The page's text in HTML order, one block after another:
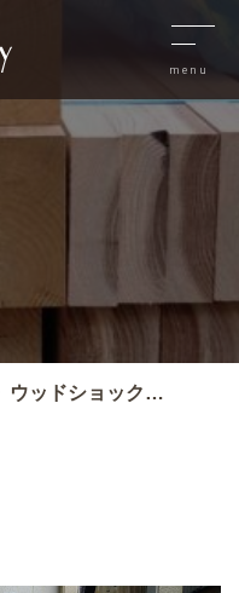
ウッドショック…